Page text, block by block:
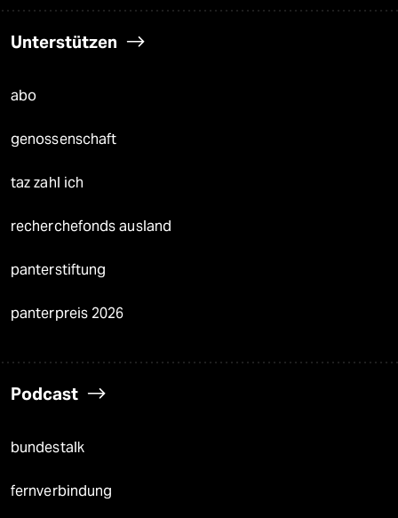
Unterstützen
abo
genossenschaft
taz zahl ich
recherchefonds ausland
panterstiftung
panterpreis 2026
Podcast
bundestalk
fernverbindung